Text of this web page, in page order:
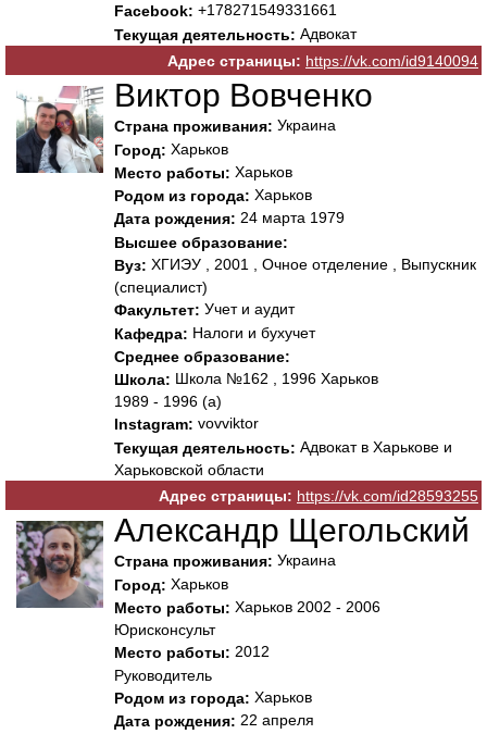
Facebook: +178271549331661
Текущая деятельность: Адвокат
Адрес страницы: https://vk.com/id9140094
Виктор Вовченко
Страна проживания: Украина
Город: Харьков
Место работы: Харьков
Родом из города: Харьков
Дата рождения: 24 марта 1979
Высшее образование:
Вуз: ХГИЭУ , 2001 , Очное отделение , Выпускник
(специалист)
Факультет: Учет и аудит
Кафедра: Налоги и бухучет
Среднее образование:
Школа: Школа №162 , 1996 Харьков
1989 - 1996 (а)
Instagram: vovviktor
Текущая деятельность: Адвокат в Харькове и
Харьковской области
Адрес страницы: https://vk.com/id28593255
Александр Щегольский
Страна проживания: Украина
Город: Харьков
Место работы: Харьков 2002 - 2006
Юрисконсульт
Место работы: 2012
Руководитель
Родом из города: Харьков
Дата рождения: 22 апреля